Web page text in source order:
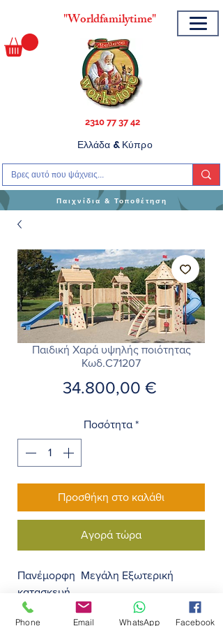
"Worldfamilytime"
2310 77 37 42
Παιχνίδια & Τοποθέτηση
Ελλάδα & Κύπρο
Παιδική Χαρά υψηλής ποιότητας
Κωδ.C71207
34.800,00 €Τιμή
Ποσότητα *
Προσθήκη στο καλάθι
Αγορά τώρα
Πανέμορφη Μεγάλη Εξωτερική
κατασκευή
ώστε πολλά μικρά παιδάκια 5-12χρ. να
Phone Email WhatsApp Facebook